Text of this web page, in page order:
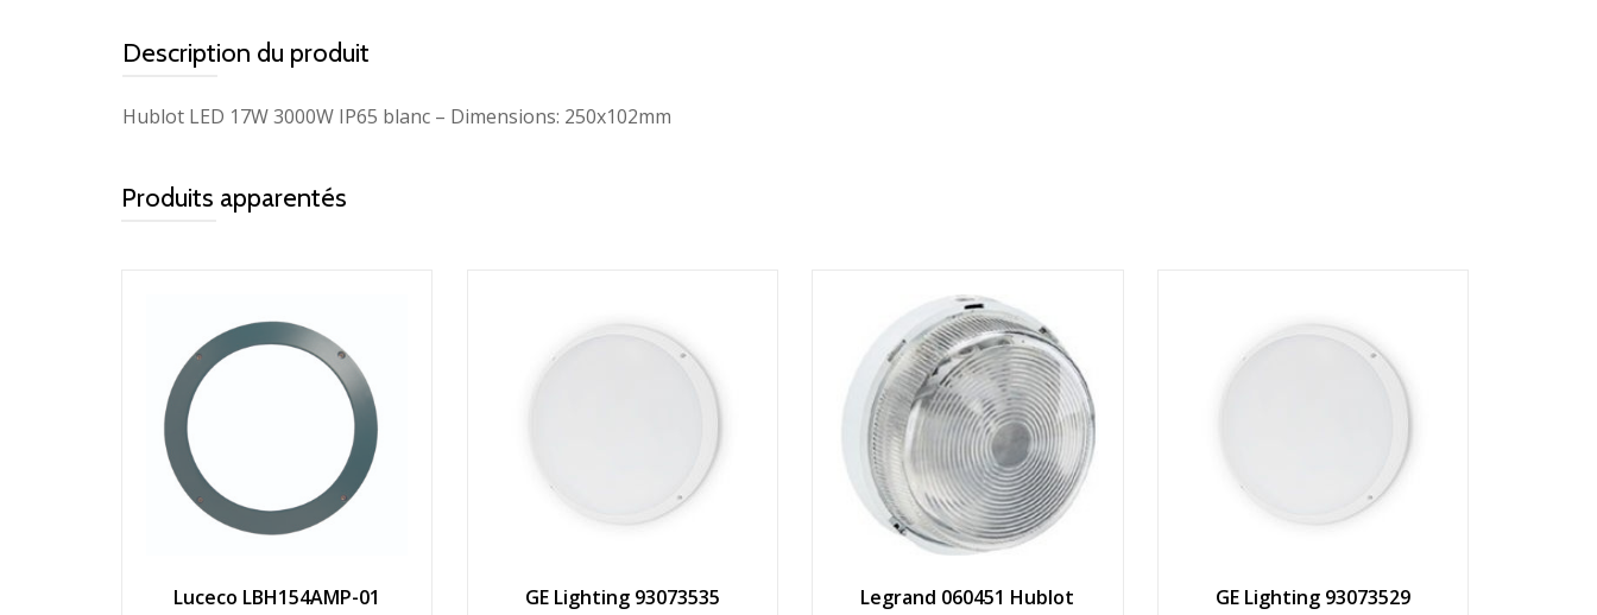
Description du produit
Hublot LED 17W 3000W IP65 blanc – Dimensions: 250x102mm
Produits apparentés
Luceco LBH154AMP-01
GE Lighting 93073535
Legrand 060451 Hublot
GE Lighting 93073529